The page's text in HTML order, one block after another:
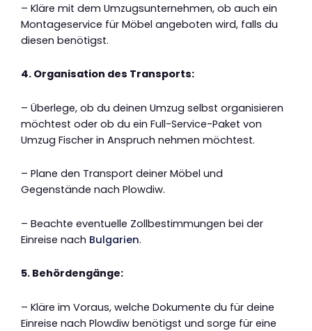
– Kläre mit dem Umzugsunternehmen, ob auch ein
Montageservice für Möbel angeboten wird, falls du
diesen benötigst.
4. Organisation des Transports:
– Überlege, ob du deinen Umzug selbst organisieren
möchtest oder ob du ein Full-Service-Paket von
Umzug Fischer in Anspruch nehmen möchtest.
– Plane den Transport deiner Möbel und
Gegenstände nach Plowdiw.
– Beachte eventuelle Zollbestimmungen bei der
Einreise nach Bulgarien.
5. Behördengänge:
– Kläre im Voraus, welche Dokumente du für deine
Einreise nach Plowdiw benötigst und sorge für eine